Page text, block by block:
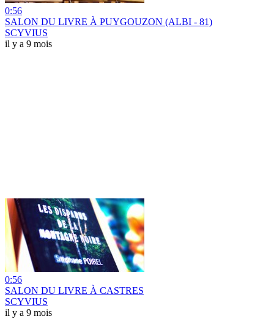
0:56
SALON DU LIVRE À PUYGOUZON (ALBI - 81)
SCYVIUS
il y a 9 mois
0:56
SALON DU LIVRE À CASTRES
SCYVIUS
il y a 9 mois